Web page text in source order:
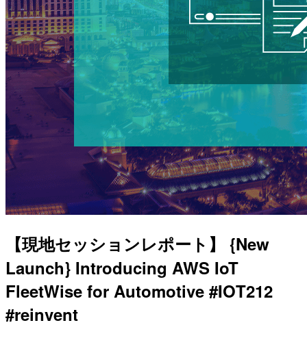
【現地セッションレポート】 {New
Launch} Introducing AWS IoT
FleetWise for Automotive #IOT212
#reinvent